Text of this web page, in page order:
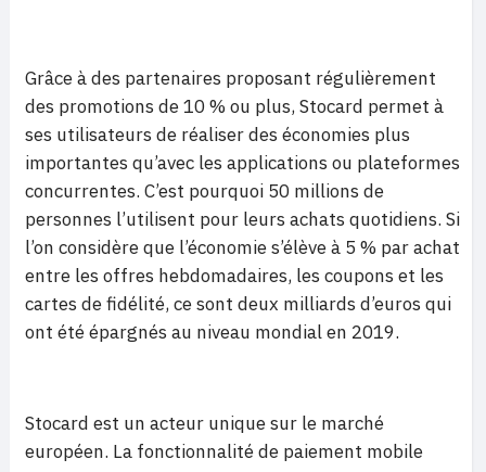
Grâce à des partenaires proposant régulièrement
des promotions de 10 % ou plus, Stocard permet à
ses utilisateurs de réaliser des économies plus
importantes qu’avec les applications ou plateformes
concurrentes. C’est pourquoi 50 millions de
personnes l’utilisent pour leurs achats quotidiens. Si
l’on considère que l’économie s’élève à 5 % par achat
entre les offres hebdomadaires, les coupons et les
cartes de fidélité, ce sont deux milliards d’euros qui
ont été épargnés au niveau mondial en 2019.
Stocard est un acteur unique sur le marché
européen. La fonctionnalité de paiement mobile